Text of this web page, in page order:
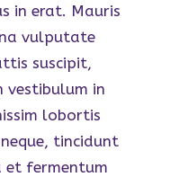
in erat. Mauris
vulputate
suscipit,
vestibulum in
lobortis
tincidunt
et fermentum